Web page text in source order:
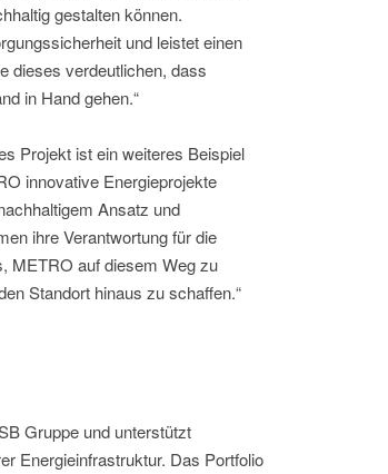
gestalten können.
und leistet einen
dieses verdeutlichen, dass
in Hand gehen.“
Projekt ist ein weiteres Beispiel
innovative Energieprojekte
Ansatz und
ihre Verantwortung für die
METRO auf diesem Weg zu
Standort hinaus zu schaffen.“
Gruppe und unterstützt
Energieinfrastruktur. Das Portfolio